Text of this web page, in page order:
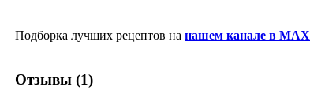
Подборка лучших рецептов на нашем канале в MAX
Отзывы (1)